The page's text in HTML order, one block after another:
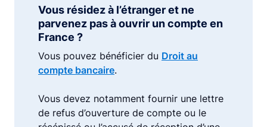
Vous résidez à l’étranger et ne
parvenez pas à ouvrir un compte en
France ?
Vous pouvez bénéficier du Droit au
compte bancaire.
Vous devez notamment fournir une lettre
de refus d’ouverture de compte ou le